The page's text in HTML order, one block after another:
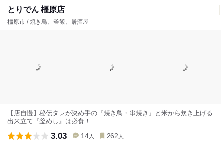
とりでん 橿原店
橿原市 / 焼き鳥、釜飯、居酒屋
【店自慢】秘伝タレが決め手の『焼き鳥・串焼き』と米から炊き上げる
出来立て『釜めし』は必食！
3.03 14 人 262 人